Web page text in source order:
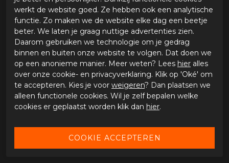
- 20%
Kriega Drypack US-10
- 20%
Kriega Drypack US-20
werkt de website goed. Ze hebben ook een analytische
functie. Zo maken we de website elke dag een beetje
beter. We laten je graag nuttige advertenties zien.
Daarom gebruiken we technologie om je gedrag
binnen en buiten onze website te volgen. Dat doen we
op een anonieme manier. Meer weten? Lees hier alles
over onze cookie- en privacyverklaring. Klik op 'Oké' om
te accepteren. Kies je voor weigeren? Dan plaatsen we
alleen functionele cookies. Wil je zelf bepalen welke
cookies er geplaatst worden klik dan hier.